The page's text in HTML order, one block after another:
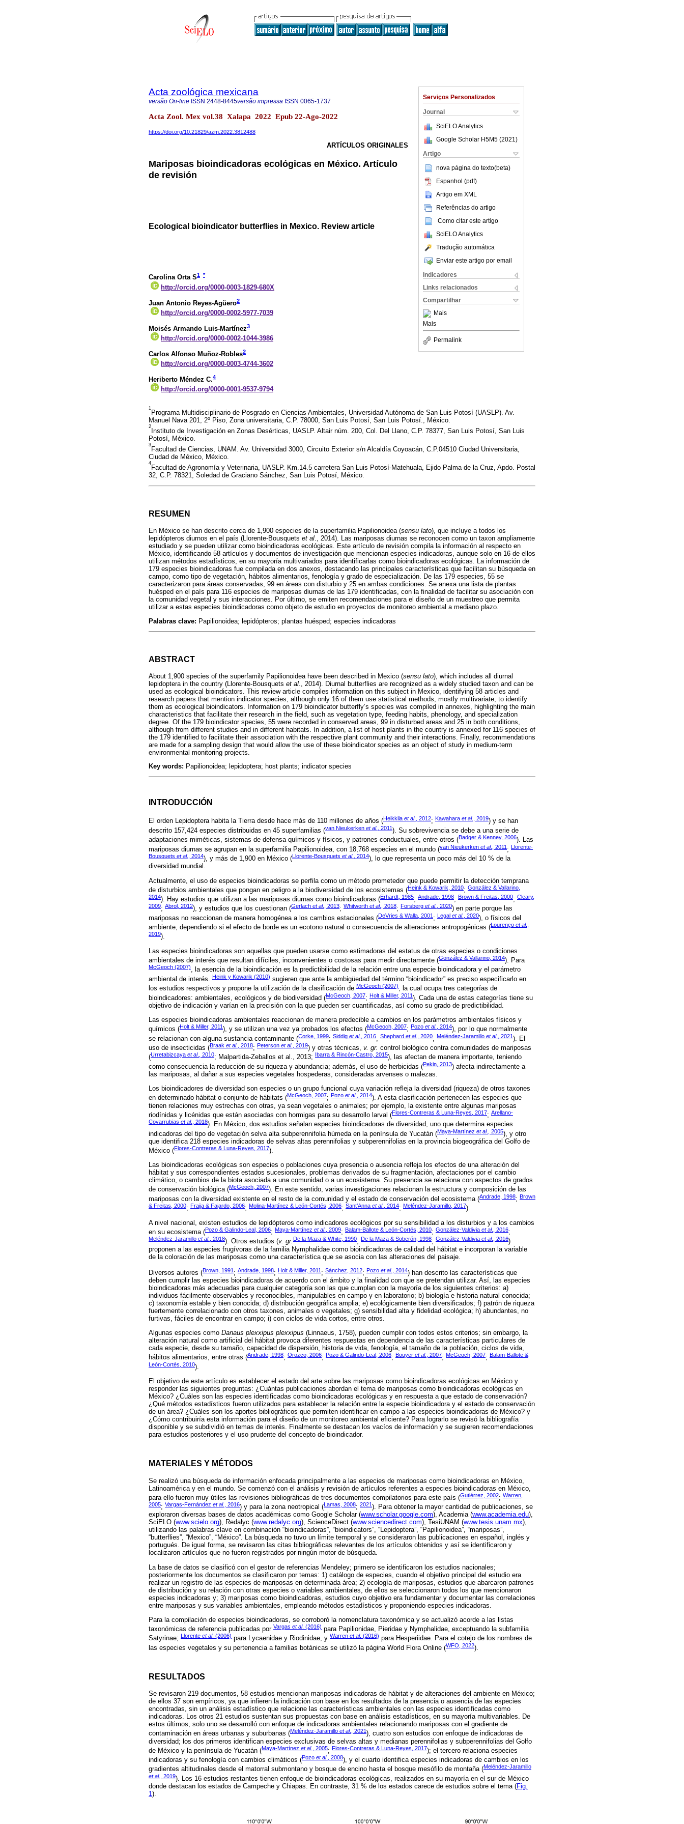
Serviços Personalizados
Journal
SciELO Analytics
Google Scholar H5M5 (2021 )
Artigo
nova página do texto(beta)
Espanhol (pdf)
Artigo em XML
Referências do artigo
Como citar este artigo
SciELO Analytics
Tradução automática
Enviar este artigo por email
Indicadores
Links relacionados
Compartilhar
Mais
Mais
Permalink
Acta zoológica mexicana
versão On-line ISSN 2448-8445versão impressa ISSN 0065-1737
Acta Zool. Mex vol.38 Xalapa 2022 Epub 22-Ago-2022
https://doi.org/10.21829/azm.2022.3812488
ARTÍCULOS ORIGINALES
Mariposas bioindicadoras ecológicas en México. Artículo
de revisión
Ecological bioindicator butterflies in Mexico. Review article
Carolina Orta S1 *
http://orcid.org/0000-0003-1829-680X
Juan Antonio Reyes-Agüero2
http://orcid.org/0000-0002-5977-7039
Moisés Armando Luis-Martínez3
http://orcid.org/0000-0002-1044-3986
Carlos Alfonso Muñoz-Robles2
http://orcid.org/0000-0003-4744-3602
Heriberto Méndez C.4
http://orcid.org/0000-0001-9537-9794
1
Programa Multidisciplinario de Posgrado en Ciencias Ambientales, Universidad Autónoma de San Luis Potosí (UASLP). Av.
Manuel Nava 201, 2º Piso, Zona universitaria, C.P. 78000, San Luis Potosí, San Luis Potosí., México.
2
Instituto de Investigación en Zonas Desérticas, UASLP. Altair núm. 200, Col. Del Llano, C.P. 78377, San Luis Potosí, San Luis
Potosí, México.
3
Facultad de Ciencias, UNAM. Av. Universidad 3000, Circuito Exterior s/n Alcaldía Coyoacán, C.P.04510 Ciudad Universitaria,
Ciudad de México, México.
4
Facultad de Agronomía y Veterinaria, UASLP. Km.14.5 carretera San Luis Potosí-Matehuala, Ejido Palma de la Cruz, Apdo. Postal
32, C.P. 78321, Soledad de Graciano Sánchez, San Luis Potosí, México.
RESUMEN
En México se han descrito cerca de 1,900 especies de la superfamilia Papilionoidea (sensu lato), que incluye a todos los
lepidópteros diurnos en el país (Llorente-Bousquets et al., 2014). Las mariposas diurnas se reconocen como un taxon ampliamente
estudiado y se pueden utilizar como bioindicadoras ecológicas. Este artículo de revisión compila la información al respecto en
México, identificando 58 artículos y documentos de investigación que mencionan especies indicadoras, aunque solo en 16 de ellos
utilizan métodos estadísticos, en su mayoría multivariados para identificarlas como bioindicadoras ecológicas. La información de
179 especies bioindicadoras fue compilada en dos anexos, destacando las principales características que facilitan su búsqueda en
campo, como tipo de vegetación, hábitos alimentarios, fenología y grado de especialización. De las 179 especies, 55 se
caracterizaron para áreas conservadas, 99 en áreas con disturbio y 25 en ambas condiciones. Se anexa una lista de plantas
huésped en el país para 116 especies de mariposas diurnas de las 179 identificadas, con la finalidad de facilitar su asociación con
la comunidad vegetal y sus interacciones. Por último, se emiten recomendaciones para el diseño de un muestreo que permita
utilizar a estas especies bioindicadoras como objeto de estudio en proyectos de monitoreo ambiental a mediano plazo.
Palabras clave: Papilionoidea; lepidópteros; plantas huésped; especies indicadoras
ABSTRACT
About 1,900 species of the superfamily Papilionoidea have been described in Mexico (sensu lato), which includes all diurnal
lepidoptera in the country (Llorente-Bousquets et al ., 2014). Diurnal butterflies are recognized as a widely studied taxon and can be
used as ecological bioindicators. This review article compiles information on this subject in Mexico, identifying 58 articles and
research papers that mention indicator species, although only 16 of them use statistical methods, mostly multivariate, to identify
them as ecological bioindicators. Information on 179 bioindicator butterfly’s species was compiled in annexes, highlighting the main
characteristics that facilitate their research in the field, such as vegetation type, feeding habits, phenology, and specialization
degree. Of the 179 bioindicator species, 55 were recorded in conserved areas, 99 in disturbed areas and 25 in both conditions,
although from different studies and in different habitats. In addition, a list of host plants in the country is annexed for 116 species of
the 179 identified to facilitate their association with the respective plant community and their interactions. Finally, recommendations
are made for a sampling design that would allow the use of these bioindicator species as an object of study in medium-term
environmental monitoring projects.
Key words: Papilionoidea; lepidoptera; host plants; indicator species
INTRODUCCIÓN
El orden Lepidoptera habita la Tierra desde hace más de 110 millones de años (Heikkila et al., 2012; Kawahara et al., 2019) y se han
descrito 157,424 especies distribuidas en 45 superfamilias (van Nieukerken et al., 2011). Su sobrevivencia se debe a una serie de
adaptaciones miméticas, sistemas de defensa químicos y físicos, y patrones conductuales, entre otros (Badger & Kenney, 2006). Las
mariposas diurnas se agrupan en la superfamilia Papilionoidea, con 18,768 especies en el mundo (van Nieukerken et al., 2011 ; Llorente-
Bousquets et al., 2014), y más de 1,900 en México (Llorente-Bousquets et al., 2014), lo que representa un poco más del 10 % de la
diversidad mundial.
Actualmente, el uso de especies bioindicadoras se perfila como un método prometedor que puede permitir la detección temprana
de disturbios ambientales que pongan en peligro a la biodiversidad de los ecosistemas (Heink & Kowarik, 2010; González & Vallarino,
2014). Hay estudios que utilizan a las mariposas diurnas como bioindicadoras (Erhardt, 1985; Andrade, 1998; Brown & Freitas, 2000; Cleary,
2009; Abrol, 2012), y estudios que los cuestionan (Gerlach et al., 2013; Whitworth et al., 2018; Forsberg et al., 2020) en parte porque las
mariposas no reaccionan de manera homogénea a los cambios estacionales (DeVries & Walla, 2001 ; Legal et al., 2020), o físicos del
ambiente, dependiendo si el efecto de borde es un ecotono natural o consecuencia de alteraciones antropogénicas (Lourenço et al.,
2019).
Las especies bioindicadoras son aquellas que pueden usarse como estimadoras del estatus de otras especies o condiciones
ambientales de interés que resultan difíciles, inconvenientes o costosas para medir directamente (González & Vallarino, 2014). Para
McGeoch (2007), la esencia de la bioindicación es la predictibilidad de la relación entre una especie bioindicadora y el parámetro
ambiental de interés. Heink y Kowarik (2010) sugieren que ante la ambigüedad del término “bioindicador” es preciso especificarlo en
los estudios respectivos y propone la utilización de la clasificación de McGeoch (2007), la cual ocupa tres categorías de
bioindicadores: ambientales, ecológicos y de biodiversidad (McGeoch, 2007; Holt & Miller, 2011). Cada una de estas categorías tiene su
objetivo de indicación y varían en la precisión con la que pueden ser cuantificadas, así como su grado de predictibilidad.
Las especies bioindicadoras ambientales reaccionan de manera predecible a cambios en los parámetros ambientales físicos y
químicos (Holt & Miller, 2011), y se utilizan una vez ya probados los efectos (McGeoch, 2007; Pozo et al., 2014), por lo que normalmente
se relacionan con alguna sustancia contaminante (Corke, 1999; Siddig et al., 2016 Shephard et al., 2020 Meléndez-Jaramillo et al., 2021). El
uso de insecticidas (Braak et al., 2018; Peterson et al., 2019) y otras técnicas, v. gr. control biológico contra comunidades de mariposas
(Urretabizcaya et al., 2010; Malpartida-Zeballos et al., 2013; Ibarra & Rincón-Castro, 2015), las afectan de manera importante, teniendo
como consecuencia la reducción de su riqueza y abundancia; además, el uso de herbicidas (Pekin, 2013) afecta indirectamente a
las mariposas, al dañar a sus especies vegetales hospederas, consideradas arvenses o malezas.
Los bioindicadores de diversidad son especies o un grupo funcional cuya variación refleja la diversidad (riqueza) de otros taxones
en determinado hábitat o conjunto de hábitats (McGeoch, 2007; Pozo et al., 2014). A esta clasificación pertenecen las especies que
tienen relaciones muy estrechas con otras, ya sean vegetales o animales; por ejemplo, la existente entre algunas mariposas
riodínidas y licénidas que están asociadas con hormigas para su desarrollo larval (Flores-Contreras & Luna-Reyes, 2017; Arellano-
Covarrubias et al., 2018). En México, dos estudios señalan especies bioindicadoras de diversidad, uno que determina especies
indicadoras del tipo de vegetación selva alta subperennifolia húmeda en la península de Yucatán (Maya-Martínez et al., 2005), y otro
que identifica 218 especies indicadoras de selvas altas perennifolias y subperennifolias en la provincia biogeográfica del Golfo de
México (Flores-Contreras & Luna-Reyes, 2017).
Las bioindicadoras ecológicas son especies o poblaciones cuya presencia o ausencia refleja los efectos de una alteración del
hábitat y sus correspondientes estados sucesionales, problemas derivados de su fragmentación, afectaciones por el cambio
climático, o cambios de la biota asociada a una comunidad o a un ecosistema. Su presencia se relaciona con aspectos de grados
de conservación biológica (McGeoch, 2007). En este sentido, varias investigaciones relacionan la estructura y composición de las
mariposas con la diversidad existente en el resto de la comunidad y el estado de conservación del ecosistema (Andrade, 1998; Brown
& Freitas, 2000; Fraija & Fajardo, 2006; Molina-Martínez & León-Cortés, 2006; Sant’Anna et al., 2014; Meléndez-Jaramillo, 2017).
A nivel nacional, existen estudios de lepidópteros como indicadores ecológicos por su sensibilidad a los disturbios y a los cambios
en su ecosistema (Pozo & Galindo-Leal, 2006; Maya-Martínez et al., 2009; Balam-Ballote & León-Cortés, 2010; González-Valdivia et al., 2016;
Meléndez-Jaramillo et al., 2018). Otros estudios (v. gr. De la Maza & White, 1990; De la Maza & Soberón, 1998; González-Valdivia et al., 2016)
proponen a las especies frugívoras de la familia Nymphalidae como bioindicadoras de calidad del hábitat e incorporan la variable
de la coloración de las mariposas como una característica que se asocia con las alteraciones del paisaje.
Diversos autores (Brown, 1991 ; Andrade, 1998; Holt & Miller, 2011 ; Sánchez, 2012; Pozo et al., 2014) han descrito las características que
deben cumplir las especies bioindicadoras de acuerdo con el ámbito y la finalidad con que se pretendan utilizar. Así, las especies
bioindicadoras más adecuadas para cualquier categoría son las que cumplan con la mayoría de los siguientes criterios: a)
individuos fácilmente observables y reconocibles, manipulables en campo y en laboratorio; b) biología e historia natural conocida;
c) taxonomía estable y bien conocida; d) distribución geográfica amplia; e) ecológicamente bien diversificados; f) patrón de riqueza
fuertemente correlacionado con otros taxones, animales o vegetales; g) sensibilidad alta y fidelidad ecológica; h) abundantes, no
furtivas, fáciles de encontrar en campo; i) con ciclos de vida cortos, entre otros.
Algunas especies como Danaus plexxipus plexxipus (Linnaeus, 1758), pueden cumplir con todos estos criterios; sin embargo, la
alteración natural como artificial del hábitat provoca diferentes respuestas en dependencia de las características particulares de
cada especie, desde su tamaño, capacidad de dispersión, historia de vida, fenología, el tamaño de la población, ciclos de vida,
hábitos alimentarios, entre otras (Andrade, 1998; Orozco, 2006; Pozo & Galindo-Leal, 2006; Bouyer et al., 2007; McGeoch, 2007; Balam-Ballote &
León-Cortés, 2010).
El objetivo de este artículo es establecer el estado del arte sobre las mariposas como bioindicadoras ecológicas en México y
responder las siguientes preguntas: ¿Cuántas publicaciones abordan el tema de mariposas como bioindicadoras ecológicas en
México? ¿Cuáles son las especies identificadas como bioindicadoras ecológicas y en respuesta a que estado de conservación?
¿Qué métodos estadísticos fueron utilizados para establecer la relación entre la especie bioindicadora y el estado de conservación
de un área? ¿Cuáles son los aportes bibliográficos que permiten identificar en campo a las especies bioindicadoras de México? y
¿Cómo contribuiría esta información para el diseño de un monitoreo ambiental eficiente? Para lograrlo se revisó la bibliografía
disponible y se subdividió en temas de interés. Finalmente se destacan los vacíos de información y se sugieren recomendaciones
para estudios posteriores y el uso prudente del concepto de bioindicador.
MATERIALES Y MÉTODOS
Se realizó una búsqueda de información enfocada principalmente a las especies de mariposas como bioindicadoras en México,
Latinoamérica y en el mundo. Se comenzó con el análisis y revisión de artículos referentes a especies bioindicadoras en México,
para ello fueron muy útiles las revisiones bibliográficas de tres documentos compilatorios para este país (Gutiérrez, 2002; Warren,
2005; Vargas-Fernández et al., 2016) y para la zona neotropical (Lamas, 2008; 2021). Para obtener la mayor cantidad de publicaciones, se
exploraron diversas bases de datos académicas como Google Scholar (www.scholar.google.com), Academia (www.academia.edu),
SciELO (www.scielo.org), Redalyc (www.redalyc.org), ScienceDirect (www.sciencedirect.com), TesiUNAM (www.tesis.unam.mx),
utilizando las palabras clave en combinación “bioindicadoras”, “bioindicators”, “Lepidoptera”, “Papilionoidea”, “mariposas”,
“butterflies”, “Mexico”, “México”. La búsqueda no tuvo un límite temporal y se consideraron las publicaciones en español, inglés y
portugués. De igual forma, se revisaron las citas bibliográficas relevantes de los artículos obtenidos y así se identificaron y
localizaron artículos que no fueron registrados por ningún motor de búsqueda.
La base de datos se clasificó con el gestor de referencias Mendeley; primero se identificaron los estudios nacionales;
posteriormente los documentos se clasificaron por temas: 1) catálogo de especies, cuando el objetivo principal del estudio era
realizar un registro de las especies de mariposas en determinada área; 2) ecología de mariposas, estudios que abarcaron patrones
de distribución y su relación con otras especies o variables ambientales, de ellos se seleccionaron todos los que mencionaron
especies indicadoras y; 3) mariposas como bioindicadoras, estudios cuyo objetivo era fundamentar y documentar las correlaciones
entre mariposas y sus variables ambientales, empleando métodos estadísticos y proponiendo especies indicadoras.
Para la compilación de especies bioindicadoras, se corroboró la nomenclatura taxonómica y se actualizó acorde a las listas
taxonómicas de referencia publicadas por Vargas et al. (2016) para Papilionidae, Pieridae y Nymphalidae, exceptuando la subfamilia
Satyrinae;
Llorente et al. (2006) para Lycaenidae y Riodinidae, y Warren et al. (2016) para Hesperiidae. Para el cotejo de los nombres de
las especies vegetales y su pertenencia a familias botánicas se utilizó la página World Flora Online (WFO, 2022).
RESULTADOS
Se revisaron 219 documentos, 58 estudios mencionan mariposas indicadoras de hábitat y de alteraciones del ambiente en México;
de ellos 37 son empíricos, ya que infieren la indicación con base en los resultados de la presencia o ausencia de las especies
encontradas, sin un análisis estadístico que relacione las características ambientales con las especies identificadas como
indicadoras. Los otros 21 estudios sustentan sus propuestas con base en análisis estadísticos, en su mayoría multivariables. De
estos últimos, solo uno se desarrolló con enfoque de indicadoras ambientales relacionando mariposas con el gradiente de
contaminación en áreas urbanas y suburbanas (Meléndez-Jaramillo et al., 2021 ), cuatro son estudios con enfoque de indicadoras de
diversidad; los dos primeros identifican especies exclusivas de selvas altas y medianas perennifolias y subperennifolias del Golfo
de México y la península de Yucatán (Maya-Martínez et al., 2005; Flores-Contreras & Luna-Reyes, 2017); el tercero relaciona especies
indicadoras y su fenología con cambios climáticos (Pozo et al., 2008), y el cuarto identifica especies indicadoras de cambios en los
gradientes altitudinales desde el matorral submontano y bosque de encino hasta el bosque mesófilo de montaña (Meléndez-Jaramillo
et al., 2019). Los 16 estudios restantes tienen enfoque de bioindicadoras ecológicas, realizados en su mayoría en el sur de México
donde destacan los estados de Campeche y Chiapas. En contraste, 31 % de los estados carece de estudios sobre el tema (Fig.
1).